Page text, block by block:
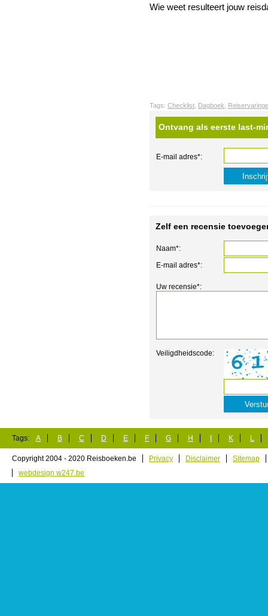
Wie weet resulteert jouw
Tags: Checklist Dagboek
Ontvang als eerste last-
E-mail adres*:
Zelf een recensie
Naam*:
E-mail adres*:
Uw recensie*:
Veiligdheidscode:
Tags: A B C D E F G H K L
Copyright 2004 - 2020 Reisboeken.be Privacy Disclaimer
Sitemap
webdesign w247.be